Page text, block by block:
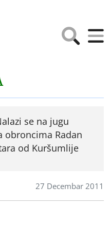
se na jugu
obroncima Radan
od Kuršumlije
27 Decembar 2011